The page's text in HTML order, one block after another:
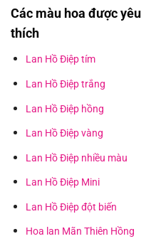
Các màu hoa được yêu
thích
Lan Hồ Điệp tím
Lan Hồ Điệp trắng
Lan Hồ Điệp hồng
Lan Hồ Điệp vàng
Lan Hồ Điệp nhiều màu
Lan Hồ Điệp Mini
Lan Hồ Điệp đột biến
Hoa lan Mãn Thiên Hồng